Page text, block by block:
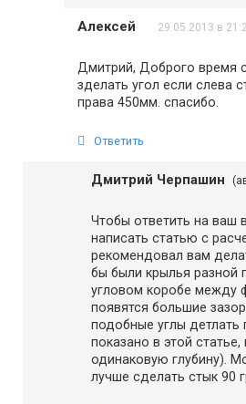
Алексей 29.05.2013 в
Дмитрий, Доброго время
зделать угол если слева
права 450мм. спасибо.
Ответить
Дмитрий Черпашин
Чтобы ответить на ваш
написать статью с
рекомендовал вам
бы были крылья разной
угловом коробе между
появятся большие
подобные углы детлать
показано в этой
одинаковую глубину).
лучше сделать стык 90